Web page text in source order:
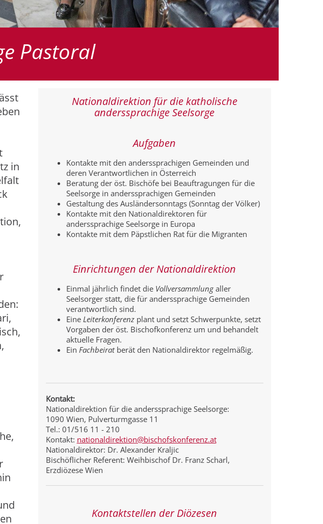
Pastoral
in
Nationaldirektion für die katholische
anderssprachige Seelsorge
Aufgaben
Kontakte mit den anderssprachigen Gemeinden und
deren Verantwortlichen in Österreich
Beratung der öst. Bischöfe bei Beauftragungen für die
Seelsorge in anderssprachigen Gemeinden
Gestaltung des Ausländersonntags (Sonntag der Völker)
Kontakte mit den Nationaldirektoren für
anderssprachige Seelsorge in Europa
Kontakte mit dem Päpstlichen Rat für die Migranten
Einrichtungen der Nationaldirektion
Einmal jährlich findet die Vollversammlungaller
Seelsorger statt, die für anderssprachige Gemeinden
verantwortlich sind.
Eine Leiterkonferenzplant und setzt Schwerpunkte, setzt
Vorgaben der öst. Bischofkonferenz um und behandelt
aktuelle Fragen.
Ein Fachbeiratberät den Nationaldirektor regelmäßig.
Kontakt:
Nationaldirektion für die anderssprachige Seelsorge:
1090 Wien, Pulverturmgasse 11
Tel.: 01/516 11 - 210
Kontakt: nationaldirektion@bischofskonferenz.at
Nationaldirektor: Dr. Alexander Kraljic
Bischöflicher Referent: Weihbischof Dr. Franz Scharl,
Erzdiözese Wien
Kontaktstellen der Diözesen